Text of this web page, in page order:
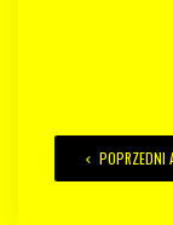
POPRZEDNI